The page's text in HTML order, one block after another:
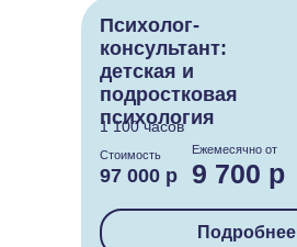
Психолог-
консультант:
детская и
подростковая
психология
1 100 часов
9 700 р
97 000 р
Ежемесячно от
Стоимость
Подробнее